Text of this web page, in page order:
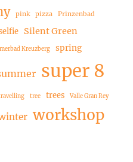
pink pizza Prinzenbad
Silent Green
Kreuzberg spring
super 8
tree trees Valle Gran Rey
workshop